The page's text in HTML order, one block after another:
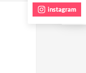
instagram